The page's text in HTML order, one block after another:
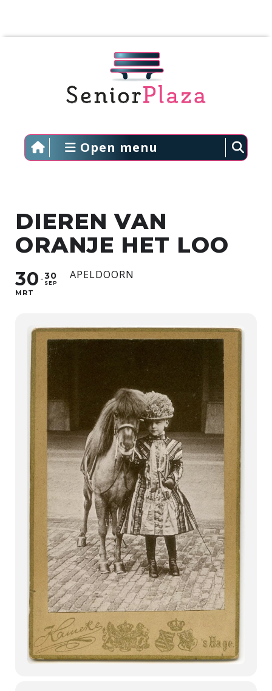
Open menu
DIEREN VAN
ORANJE HET LOO
30
MRT
30
SEP
APELDOORN